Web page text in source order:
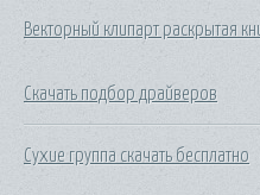
Векторный клипарт раскрытая
Скачать подбор драйверов
Сухие группа скачать бесплатно